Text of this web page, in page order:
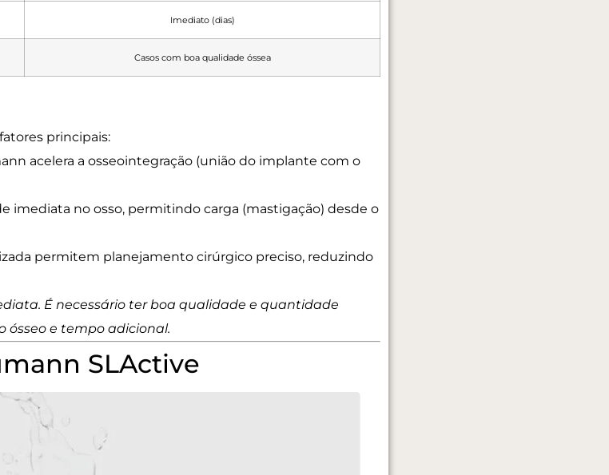
Imediato (dias)
Casos com boa qualidade óssea
principais:
acelera a osseointegração (união do implante com o
imediata no osso, permitindo carga (mastigação) desde o
permitem planejamento cirúrgico preciso, reduzindo
É necessário ter boa qualidade e quantidade
ósseo e tempo adicional.
SLActive